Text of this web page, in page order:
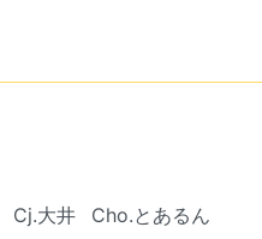
Cj.大井 Cho.とあるん